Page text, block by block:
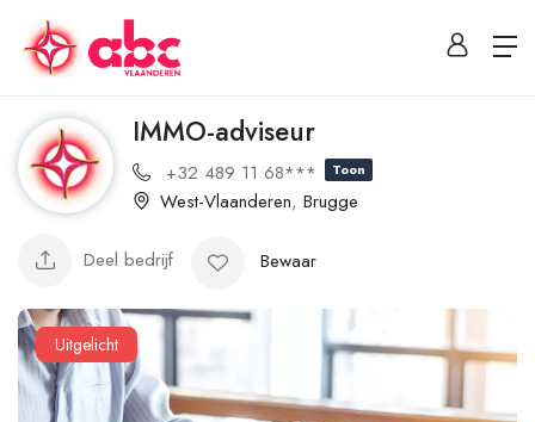
IMMO-adviseur
+32 489 11 68*** Toon
West-Vlaanderen, Brugge
Deel bedrijf Bewaar
Uitgelicht